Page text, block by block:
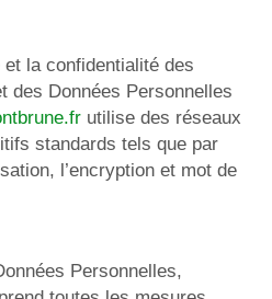
la confidentialité des
des Données Personnelles
utilise des réseaux
standards tels que par
l’encryption et mot de
Personnelles,